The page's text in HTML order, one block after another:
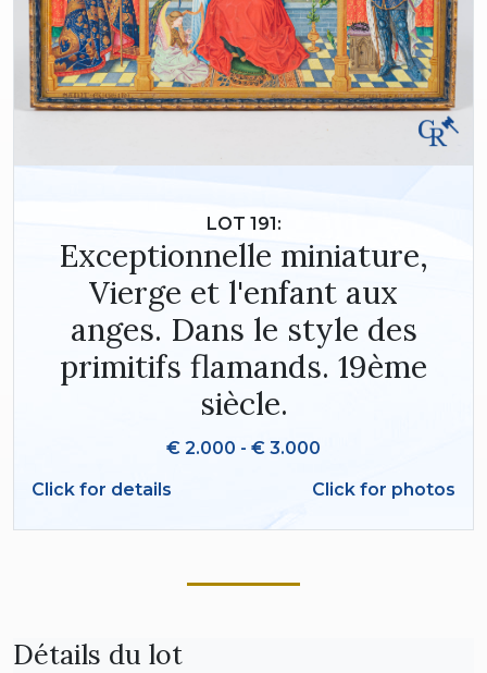
LOT 191:
Exceptionnelle miniature,
Vierge et l'enfant aux
anges. Dans le style des
primitifs flamands. 19ème
siècle.
€ 2.000 - € 3.000
Click for details
Click for photos
Détails du lot